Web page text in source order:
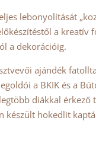
lebonyolítását
a kreatív
a dekorációig.
ajándék
a BKIK és a
diákkal érkező
készült hokedlit